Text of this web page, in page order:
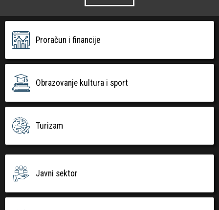
Proračun i financije
Obrazovanje kultura i sport
Turizam
Javni sektor